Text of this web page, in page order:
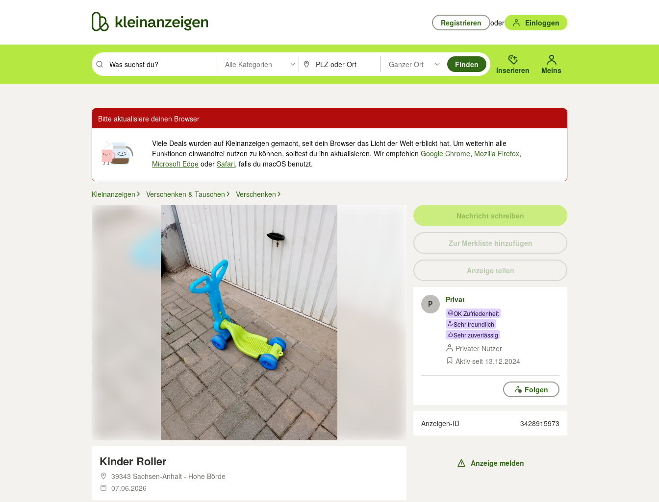
Registrieren oder Einloggen
Suchbegriff eingeben. Eingabetaste drücken um zu suchen, oder Vorschläge mit den Pfeiltasten nach oben/unten durchsuchen und mit Eingabetaste auswählen.
Alle Kategorien PLZ oder Ort eingeben. Eingabetaste drücken um zu suchen, oder Vorschläge mit den Pfeiltasten nach oben/
Ganzer Ort
Suche im Umkreis des gewählten Orts oder PLZ.
Finden
Inserieren Meins
Bitte aktualisiere deinen Browser
Viele Deals wurden auf Kleinanzeigen gemacht, seit dein Browser das Licht der Welt erblickt hat. Um weiterhin alle
Funktionen einwandfrei nutzen zu können, solltest du ihn aktualisieren. Wir empfehlenGoogle Chrome, Mozilla Firefox,
Microsoft Edge oderSafari, falls du macOS benutzt.
Kleinanzeigen Verschenken & Tauschen Verschenken
Kinder Roller
39343 Sachsen-Anhalt - Hohe Börde
07.06.2026
Nachricht schreiben
Zur Merkliste hinzufügen
Anzeige teilen
P Privat
OK Zufriedenheit
Sehr freundlich
Sehr zuverlässig
Privater Nutzer
Aktiv seit 13.12.2024
Folgen
Anzeigen-ID 3428915973
Anzeige melden